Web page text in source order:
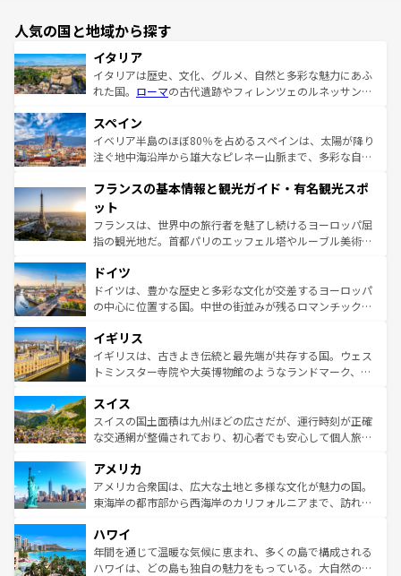
人気の国と地域から探す
イタリア
イタリアは歴史、文化、グルメ、自然と多彩な魅力にあふ
れた国。 ローマの古代遺跡やフィレンツェのルネッサンス
ろん、トスカーナの美しい田園風景やアマルフィ海岸の絶
景など、自然景観も見逃せない。観光の合間には、本場の
ピザやパスタなど、絶品のイタリア料理を堪能することも
ませてくれるイタリアで、忘れられない旅をしてみよう！
なお、新着のイタリア情報は
しい。
スペイン
イベリア半島のほぼ80％を占めるスペインは、太陽が降り
注ぐ地中海沿岸から雄大なピレネー山脈まで、多彩な自然
文化が根付くこの国では、情熱的なフラメンコ、熱気あふ
れる闘牛、そして美味しいタパスが生活の一部となってい
る。首都マドリードの洗練された雰囲気や、バルセロナの
アートに溢れた街角から、地方では古代ローマ遺跡や中世
せる。地方によって風土や気候が異なるスペインはその個
性で訪れる人を魅了する。 なお、新着のスペイン情報は コ
ンテンツ一覧を参照してほしい。
フランスの基本情報と観光ガイド・有名観光スポ
ット
フランスは、世界中の旅行者を魅了し続けるヨーロッパ屈
指の観光地だ。首都パリのエッフェル塔やルーブル美術館
で、幅広い魅力が詰まっている。華麗な宮殿、歴史的な大
聖堂、美しいビーチ、そして豊かな自然が、訪れる者を心
から魅了する。また、フランスは美食の国としても知ら
いる。シャンパンの発祥地であるランス、プロヴァンスの
香り高いラベンダー畑など、多彩な楽しみ方が可能だ。さ
らに、パリ以外の地域にも魅力が溢れており、どの街角に
れる地方に足を運ぶとそれぞれで全く異なる文化を体験で
きるだろう。 なお、新着のフランス情報はコンテンツ一覧
を参照してほしい。
ドイツ
ドイツは、豊かな歴史と多彩な文化が交差するヨーロッパ
の中心に位置する国。中世の街並みが残るロマンチック街
顔を持つこの国は、どこを歩いても飽きることがない。ベ
ルリンの文化的活気、バイエルン州のアルプスの絶景、そ
してライン川沿いのワイン畑といった風景は必見。ビール
は、お酒好きな人にはぜひ体験してほしい。 なお、新着の
ドイツ情報はコンテンツ一覧を参照してほしい。
イギリス
イギリスは、古きよき伝統と最先端が共存する国。ウェス
トミンスター寺院や大英博物館のようなランドマーク、歴
リアごとに異なる魅力がある。また、優雅なアフタヌーン
ティー、ビール好きにはたまらない英国パブ、サッカー観
戦など、本場だからこそできる体験も豊富。イギリスを旅
ンツ一覧を参照してほしい。
スイス
スイスの国土面積は九州ほどの広さだが、運行時刻が正確
な交通網が整備されており、初心者でも安心して個人旅行
の建物がそのまま残る町や、スイスならではのユニークな
博物館もあり、アルプス観光だけでなく町歩きも満喫する
ことができる。国民の所得が高いため物価も高いが、旅行
ば市内交通費無料で観光を楽しむこともできる。 なお、新
着のスイス情報はコンテンツ一覧 を参照してほしい。
アメリカ
アメリカ合衆国は、広大な土地と多様な文化が魅力の国。
東海岸の都市部から西海岸のカリフォルニアまで、訪れる
のような巨大都市は、観光、ショッピング、エンターテイ
ンメントが詰まった刺激的なスポットだ。一方、アメリカ
西部には大自然が広がり、グランドキャニオンやイエロー
ハワイ
年間を通じて温暖な気候に恵まれ、多くの島で構成される
ハワイは、どの島も独自の魅力をもっている。大自然の神